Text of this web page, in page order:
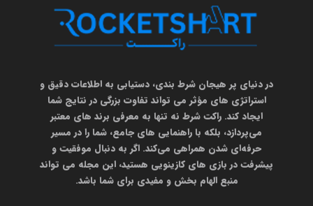
در دنیای پر هیجان شرط‌ بندی، دستیابی به اطلاعات دقیق و
استراتژی‌ های مؤثر می‌ تواند تفاوت بزرگی در نتایج شما
ایجاد کند. راکت شرط نه تنها به معرفی برند های معتبر
می‌پردازد، بلکه با راهنمایی‌ های جامع، شما را در مسیر
حرفه‌ای شدن همراهی می‌کند. اگر به دنبال موفقیت و
پیشرفت در بازی‌ های کازینویی هستید، این مجله می‌ تواند
منبع الهام‌ بخش و مفیدی برای شما باشد.